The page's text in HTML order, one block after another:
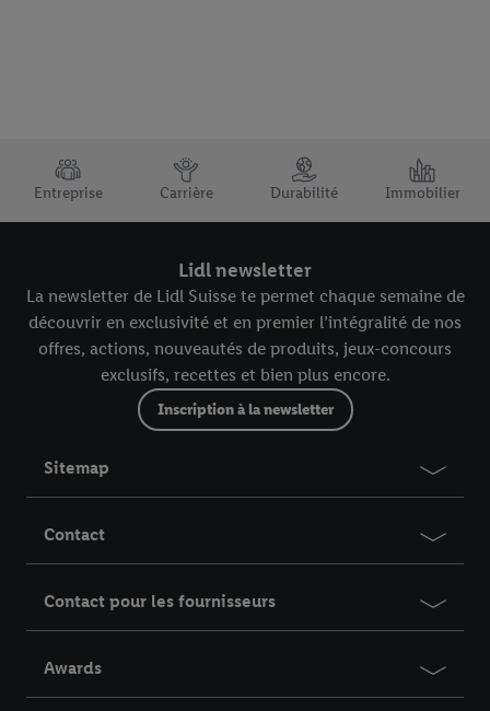
TRUSTBAR
Entreprise Carrière Durabilité Immobilier
Lidl newsletter
La newsletter de Lidl Suisse te permet chaque semaine de
découvrir en exclusivité et en premier l’intégralité de nos
offres, actions, nouveautés de produits, jeux-concours
exclusifs, recettes et bien plus encore.
Inscription à la newsletter
Sitemap
Contact
Contact pour les fournisseurs
Awards